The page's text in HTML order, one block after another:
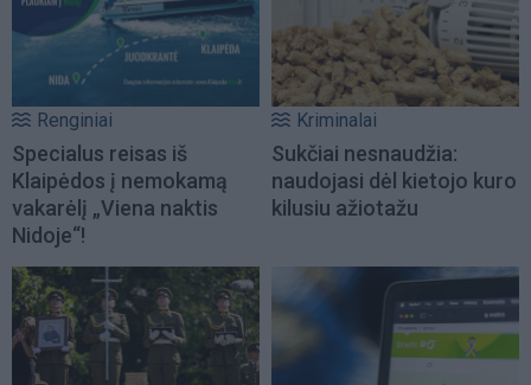
Renginiai
Specialus reisas iš
Klaipėdos į nemokamą
vakarėlį „Viena naktis
Nidoje“!
Kriminalai
Sukčiai nesnaudžia:
naudojasi dėl kietojo kuro
kilusiu ažiotažu